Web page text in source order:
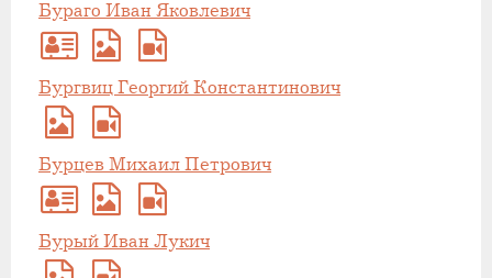
Бураго Иван Яковлевич
Бургвиц Георгий Константинович
Бурцев Михаил Петрович
Бурый Иван Лукич